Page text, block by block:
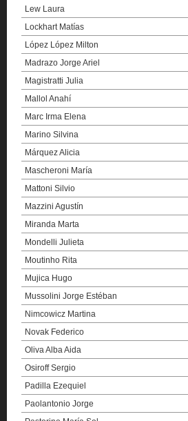
Lew Laura
Lockhart Matías
López López Milton
Madrazo Jorge Ariel
Magistratti Julia
Mallol Anahí
Marc Irma Elena
Marino Silvina
Márquez Alicia
Mascheroni María
Mattoni Silvio
Mazzini Agustín
Miranda Marta
Mondelli Julieta
Moutinho Rita
Mujica Hugo
Mussolini Jorge Estéban
Nimcowicz Martina
Novak Federico
Oliva Alba Aida
Osiroff Sergio
Padilla Ezequiel
Paolantonio Jorge